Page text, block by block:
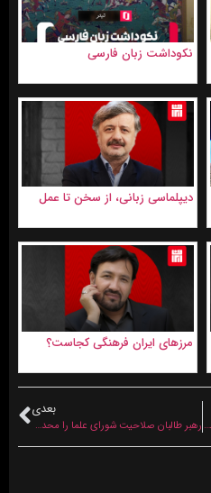
نکو‌داشت زبان فارسی
دیپلماسی زبانی، از سخن تا عمل
مرزهای ایران فرهنگی کجاست؟
رایزنی طالبان و ازبکستان درباره همکاری‌های بهداشتی و کنترل مواد غذایی
بعدی
رهبر طالبان صلاحیت شورای علما را محدود کرد